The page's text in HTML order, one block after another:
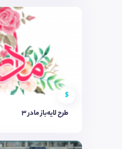
$
طرح لایه‌باز مادر ۳